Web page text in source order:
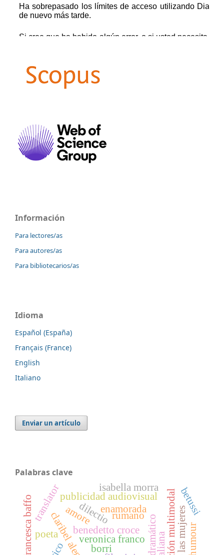
Información
Para lectores/as
Para autores/as
Para bibliotecarios/as
Idioma
Español (España)
Français (France)
English
Italiano
Enviar un artículo
Palabras clave
dilectio
veronica franco
claribel alegría
enamorada
benedetto croce
publicidad audiovisual
rumano
translator
francesca baffo borri
isabella morra
poeta
betussi
amore
humour